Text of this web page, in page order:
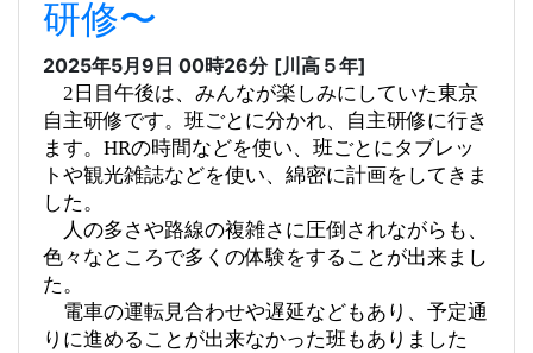
研修〜
2025年5月9日 00時26分 [川高５年]
2日目午後は、みんなが楽しみにしていた東京
自主研修です。班ごとに分かれ、自主研修に行き
ます。HRの時間などを使い、班ごとにタブレッ
トや観光雑誌などを使い、綿密に計画をしてきま
した。
人の多さや路線の複雑さに圧倒されながらも、
色々なところで多くの体験をすることが出来まし
た。
電車の運転見合わせや遅延などもあり、予定通
りに進めることが出来なかった班もありました